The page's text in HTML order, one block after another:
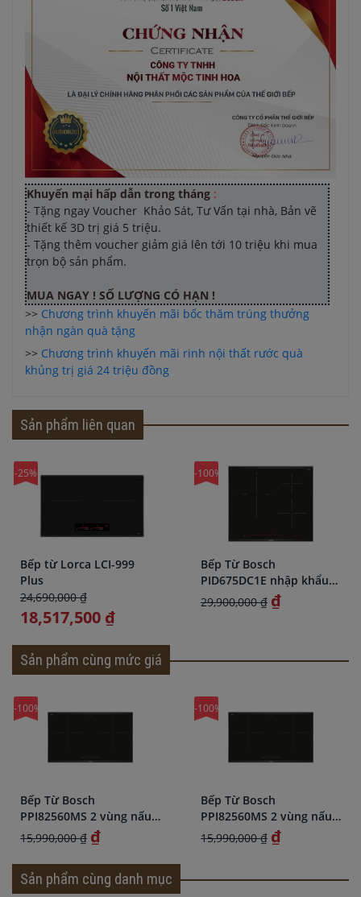
Khuyến mại hấp dẫn trong tháng :
- Tặng ngay Voucher Khảo Sát, Tư Vấn tại nhà, Bản vẽ
thiết kế 3D trị giá 5 triệu.
- Tặng thêm voucher giảm giá lên tới 10 triệu khi mua
trọn bộ sản phẩm.
MUA NGAY ! SỐ LƯỢNG CÓ HẠN !
>> Chương trình khuyến mãi bốc thăm trúng thưởng
nhận ngàn quà tặng
>> Chương trình khuyến mãi rinh nội thất rước quà
khủng trị giá 24 triệu đồng
Sản phẩm liên quan
-25%
Bếp từ Lorca LCI-999
Plus
24,690,000 ₫
18,517,500 ₫
-100%
Bếp Từ Bosch
PID675DC1E nhập khẩu
chính hãng giá rẻ
29,900,000 ₫ ₫
Sản phẩm cùng mức giá
-100%
Bếp Từ Bosch
PPI82560MS 2 vùng nấu
nhập khẩu chính hãng
15,990,000 ₫ ₫
-100%
Bếp Từ Bosch
PPI82560MS 2 vùng nấu
nhập khẩu chính hãng
15,990,000 ₫ ₫
Sản phẩm cùng danh mục